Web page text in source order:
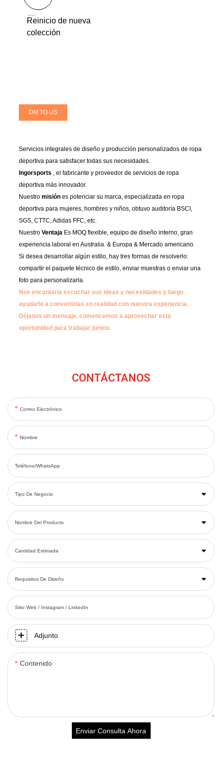
Reinicio de nueva
colección
DM TO US
Servicios integrales de diseño y producción personalizados de ropa
deportiva para satisfacer todas sus necesidades.
Ingorsports
, el fabricante y proveedor de servicios de ropa
deportiva más innovador.
Nuestromisiónes potenciar su marca, especializada en ropa
deportiva para mujeres, hombres y niños, obtuvo auditoría BSCI,
SGS, CTTC, Adidas FFC, etc.
NuestroVentaja Es MOQ flexible, equipo de diseño interno, gran
experiencia laboral en Australia. & Europa & Mercado americano.
Si desea desarrollar algún estilo, hay tres formas de resolverlo:
compartir el paquete técnico de estilo, enviar muestras o enviar una
foto para personalizarla.
Nos encantaría escuchar sus ideas y necesidades y luego
ayudarle a convertirlas en realidad con nuestra experiencia.
Déjanos un mensaje, comencemos a aprovechar esta
oportunidad para trabajar juntos.
CONTÁCTANOS
Correo Electrónico
Nombre
Teléfono/WhatsApp
Tipo De Negocio
Nombre Del Producto
Cantidad Estimada
Requisitos De Diseño
Sitio Web / Instagram / LinkedIn
Adjunto
Contenido
Enviar Consulta Ahora